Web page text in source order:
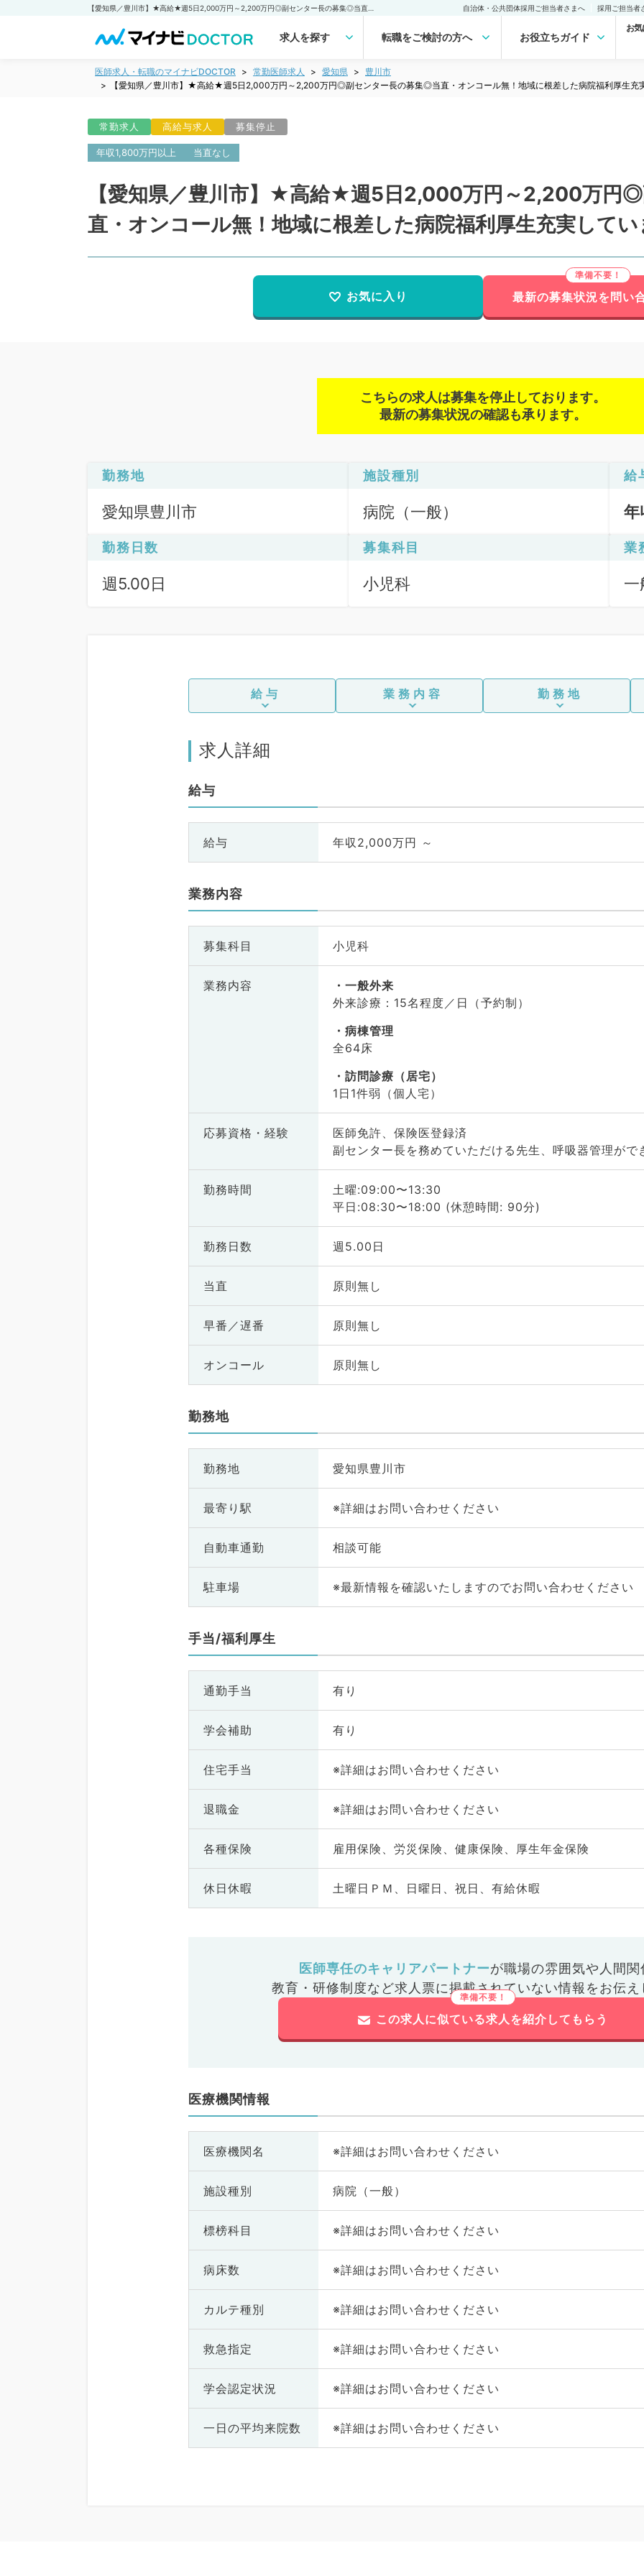
自治体・公共団体採用ご担当者さまへ 採用ご担当者
求人を探す 転職をご検討の方へ お役立ちガイド
お
医師求人・転職のマイナビDOCTOR 常勤医師求人 愛知県
豊川市
【愛知県／豊川市】★高給★週5日2,000万円～2,200万円◎副センター長の募集◎当直・オンコール無！地域に根差した病院福利厚生充
常勤求人 高給与求人 募集停止
年収1,800万円以上 当直なし
【愛知県／豊川市】★高給★週5日2,000万円～2,200万円
直・オンコール無！地域に根差した病院福利厚生充実して
お気に入り 最新の募集状況を問い
こちらの求人は募集を停止しております。
最新の募集状況の確認も承ります。
勤務地
愛知県豊川市
施設種別
病院（一般）
給
年
勤務日数
週5.00日
募集科目
小児科
業
一
給与 業務内容 勤務地
求人詳細
給与
給与 年収2,000万円 ～
業務内容
募集科目 小児科
業務内容
一般外来
外来診療：15名程度／日（予約制）
病棟管理
全64床
訪問診療（居宅）
1日1件弱（個人宅）
応募資格・ 経験
医師免許、保険医登録済
副センター長を務めていただける先生、呼吸器管理がで
勤務時間
土曜:09:00〜13:30
平日:08:30〜18:00 (休憩時間: 90分)
勤務日数 週5.00日
当直 原則無し
早番／遅番 原則無し
オンコール 原則無し
勤務地
勤務地 愛知県豊川市
最寄り駅 ※詳細はお問い合わせください
自動車通勤 相談可能
駐車場 ※最新情報を確認いたしますのでお問い合わせください
手当/福利厚生
通勤手当 有り
学会補助 有り
住宅手当 ※詳細はお問い合わせください
退職金 ※詳細はお問い合わせください
各種保険 雇用保険、労災保険、健康保険、厚生年金保険
休日休暇 土曜日ＰＭ、日曜日、祝日、有給休暇
医師専任のキャリアパートナーが職場の雰囲気や人間関
教育・研修制度など求人票に掲載されていない情報をお伝え
この求人に似ている求人を紹介してもらう
医療機関情報
医療機関名 ※詳細はお問い合わせください
施設種別 病院（一般）
標榜科目 ※詳細はお問い合わせください
病床数 ※詳細はお問い合わせください
カルテ種別 ※詳細はお問い合わせください
救急指定 ※詳細はお問い合わせください
学会認定状況 ※詳細はお問い合わせください
一日の平均来院数 ※詳細はお問い合わせください